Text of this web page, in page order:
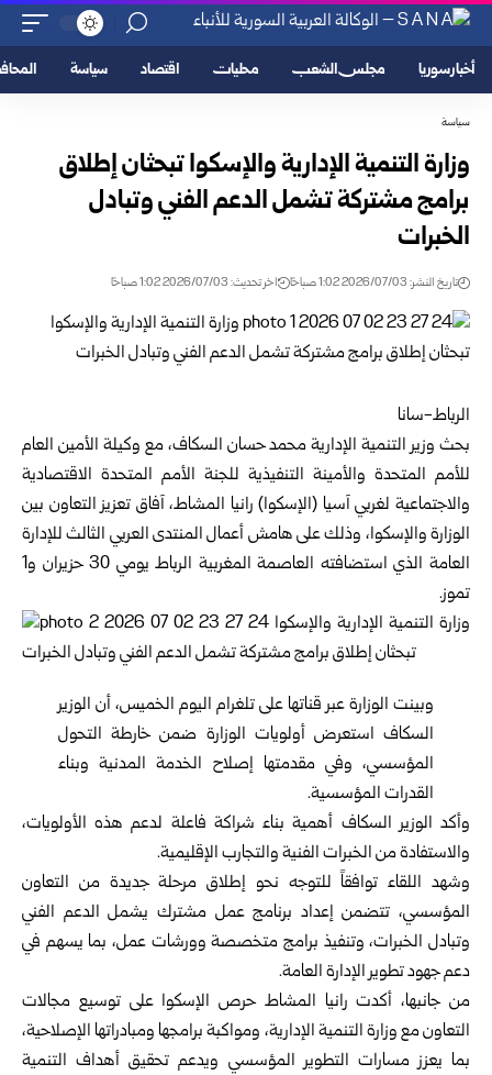
أخبار سوريا مجلس الشعب محليات اقتصاد سياسة
سياسة
وزارة التنمية الإدارية والإسكوا تبحثان إطلاق
برامج مشتركة تشمل الدعم الفني وتبادل
الخبرات
تاريخ النشر: 2026/07/03 1:02 صباحًا اخر تحديث: 2026/07/03 1:02 صباحًا
الرباط-سانا
بحث وزير التنمية الإداريةمحمد حسان السكاف، مع وكيلة الأمين العام
للأمم المتحدة والأمينة التنفيذية للجنة الأمم المتحدة الاقتصادية
والاجتماعية لغربي آسيا (الإسكوا) رانيا المشاط، آفاق تعزيز التعاون بين
الوزارة والإسكوا، وذلك على هامش أعمال المنتدى العربي الثالث للإدارة
العامة الذي استضافته العاصمة المغربية الرباط يومي 30 حزيران و1
تموز.
وبينت الوزارة عبر قناتها على تلغرام اليوم الخميس، أن الوزير
السكاف استعرض أولويات الوزارة ضمن خارطة التحول
المؤسسي، وفي مقدمتها إصلاح الخدمة المدنية وبناء
القدرات المؤسسية.
وأكد الوزير السكاف أهمية بناء شراكة فاعلة لدعم هذه الأولويات،
والاستفادة من الخبرات الفنية والتجارب الإقليمية.
وشهد اللقاء توافقاً للتوجه نحو إطلاق مرحلة جديدة من التعاون
المؤسسي، تتضمن إعداد برنامج عمل مشترك يشمل الدعم الفني
وتبادل الخبرات، وتنفيذ برامج متخصصة وورشات عمل، بما يسهم في
دعم جهود تطوير الإدارة العامة.
من جانبها، أكدت رانيا المشاط حرص الإسكوا على توسيع مجالات
التعاون مع وزارة التنمية الإدارية، ومواكبة برامجها ومبادراتها الإصلاحية،
بما يعزز مسارات التطوير المؤسسي ويدعم تحقيق أهداف التنمية